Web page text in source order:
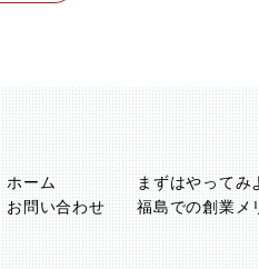
ホーム まずはやってみ
お問い合わせ
福島での創業メ